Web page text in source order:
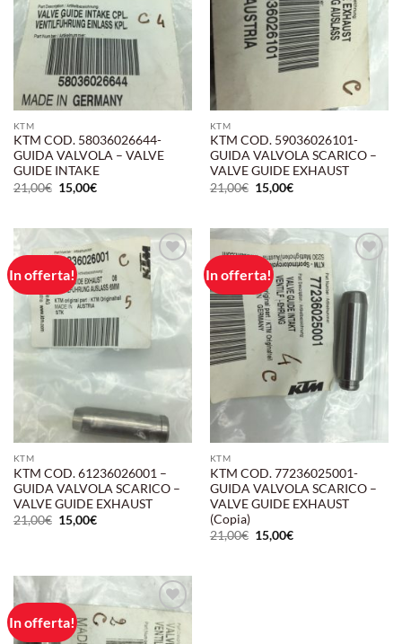
KTM
KTM COD. 58036026644-
GUIDA VALVOLA – VALVE
GUIDE INTAKE
21,00€ Il
prezzo
21,00€.
15,00€Il
KTM
KTM COD. 59036026101-
GUIDA VALVOLA SCARICO –
VALVE GUIDE EXHAUST
21,00€ Il
prezzo
21,00€.
15,00€Il
15,00€.
In offerta!
Aggiungi
alla lista
dei
desideri
KTM
KTM COD. 61236026001 –
GUIDA VALVOLA SCARICO –
VALVE GUIDE EXHAUST
21,00€ Il
prezzo
15,00€Il
In offerta!
alla lista
dei
desideri
KTM
KTM COD. 77236025001-
GUIDA VALVOLA SCARICO –
VALVE GUIDE EXHAUST
(Copia)
21,00€ Il
prezzo
15,00€Il
In offerta!
Aggiungi
alla lista